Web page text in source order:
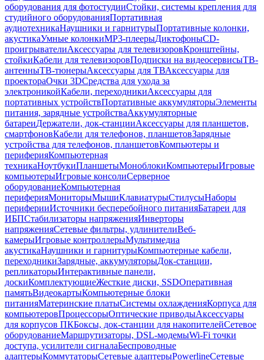
оборудования для фотостудииСтойки, системы крепления для
студийного оборудованияПортативная
аудиотехникаНаушники и гарнитурыПортативные колонки,
акустикаУмные колонкиMP3-плеерыДиктофоныCD-
проигрывателиАксессуары для телевизоровКронштейны,
стойкиКабели для телевизоровПодписки на видеосервисыТВ-
антенныТВ-тюнерыАксессуары для ТВАксессуары для
проектораОчки 3DСредства для ухода за
электроникойКабели, переходникиАксессуары для
портативных устройствПортативные аккумуляторыЭлементы
питания, зарядные устройстваАккумуляторные
батареиДержатели, док-станцииАксессуары для планшетов,
смартфоновКабели для телефонов, планшетовЗарядные
устройства для телефонов, планшетовКомпьютеры и
периферияКомпьютерная
техникаНоутбукиПланшетыМоноблокиКомпьютерыИгровые
компьютерыИгровые консолиСерверное
оборудованиеКомпьютерная
периферияМониторыМышиКлавиатурыСтилусыНаборы
периферииИсточники бесперебойного питанияБатареи для
ИБПСтабилизаторы напряженияИнверторы
напряженияСетевые фильтры, удлинителиВеб-
камерыИгровые контроллерыМультимедиа
акустикаНаушники и гарнитурыКомпьютерные кабели,
переходникиЗарядные, аккумуляторыДок-станции,
репликаторыИнтерактивные панели,
доскиКомплектующиеЖесткие диски, SSDОперативная
памятьВидеокартыКомпьютерные блоки
питанияМатеринские платыСистемы охлажденияКорпуса для
компьютеровПроцессорыОптические приводыАксессуары
для корпусов ПКБоксы, док-станции для накопителейСетевое
оборудованиеМаршрутизаторы, DSL-модемыWi-Fi точки
доступа, усилители сигналаБеспроводные
адаптерыКоммутаторыСетевые адаптерыPowerlineСетевые